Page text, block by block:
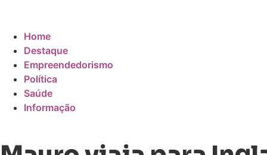
Home
Destaque
Empreendedorismo
Política
Saúde
Informação